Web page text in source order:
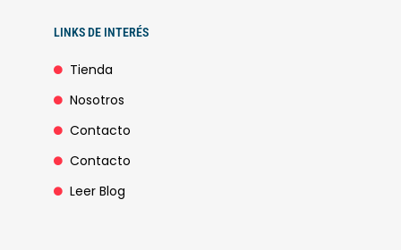
LINKS DE INTERÉS
Tienda
Nosotros
Contacto
Contacto
Leer Blog